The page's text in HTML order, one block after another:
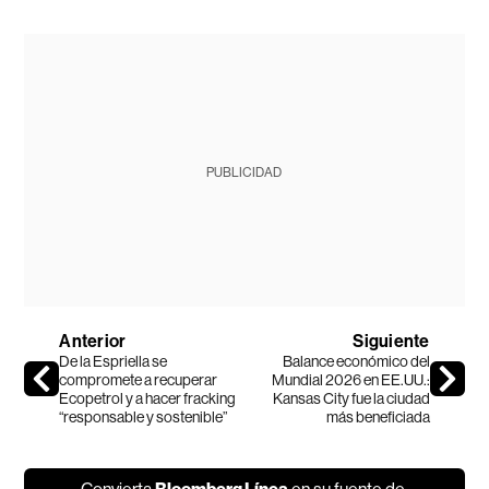
PUBLICIDAD
Anterior
De la Espriella se
compromete a recuperar
Ecopetrol y a hacer fracking
“responsable y sostenible”
Siguiente
Balance económico del
Mundial 2026 en EE.UU.:
Kansas City fue la ciudad
más beneficiada